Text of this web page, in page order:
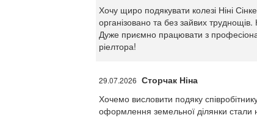
Хочу щиро подякувати колезі Ніні
організовано та без зайвих
Дуже приємно працювати з
ріелтора!
29.07.2026 Сторчак Ніна
Хочемо висловити подяку
оформлення земельної ділянки